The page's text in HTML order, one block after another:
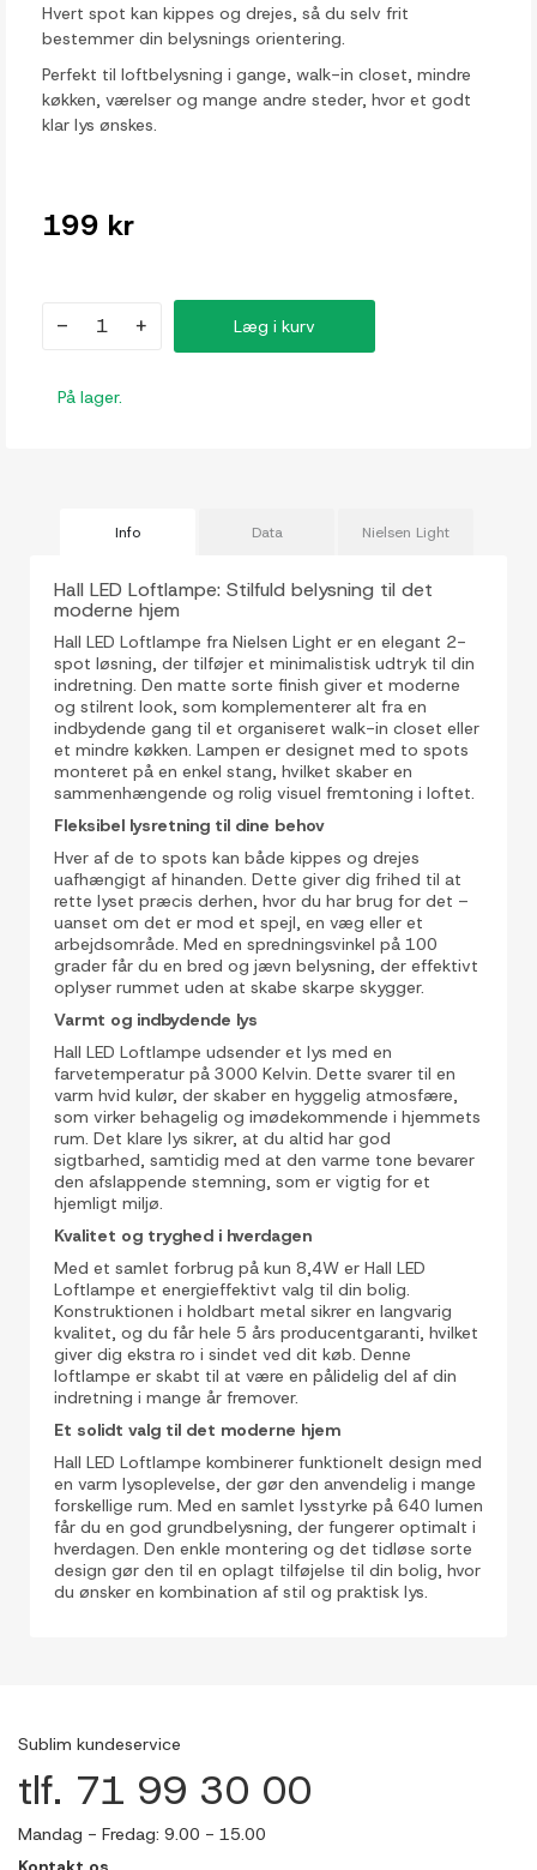
Hvert spot kan kippes og drejes, så du selv frit
bestemmer din belysnings orientering.
Perfekt til loftbelysning i gange, walk-in closet, mindre
køkken, værelser og mange andre steder, hvor et godt
klar lys ønskes.
199 kr
- + Læg i kurv
På lager.
Info Data Nielsen Light
Hall LED Loftlampe: Stilfuld belysning til det
moderne hjem
Hall LED Loftlampe fra Nielsen Light er en elegant 2-
spot løsning, der tilføjer et minimalistisk udtryk til din
indretning. Den matte sorte finish giver et moderne
og stilrent look, som komplementerer alt fra en
indbydende gang til et organiseret walk-in closet eller
et mindre køkken. Lampen er designet med to spots
monteret på en enkel stang, hvilket skaber en
sammenhængende og rolig visuel fremtoning i loftet.
Fleksibel lysretning til dine behov
Hver af de to spots kan både kippes og drejes
uafhængigt af hinanden. Dette giver dig frihed til at
rette lyset præcis derhen, hvor du har brug for det –
uanset om det er mod et spejl, en væg eller et
arbejdsområde. Med en spredningsvinkel på 100
grader får du en bred og jævn belysning, der effektivt
oplyser rummet uden at skabe skarpe skygger.
Varmt og indbydende lys
Hall LED Loftlampe udsender et lys med en
farvetemperatur på 3000 Kelvin. Dette svarer til en
varm hvid kulør, der skaber en hyggelig atmosfære,
som virker behagelig og imødekommende i hjemmets
rum. Det klare lys sikrer, at du altid har god
sigtbarhed, samtidig med at den varme tone bevarer
den afslappende stemning, som er vigtig for et
hjemligt miljø.
Kvalitet og tryghed i hverdagen
Med et samlet forbrug på kun 8,4W er Hall LED
Loftlampe et energieffektivt valg til din bolig.
Konstruktionen i holdbart metal sikrer en langvarig
kvalitet, og du får hele 5 års producentgaranti, hvilket
giver dig ekstra ro i sindet ved dit køb. Denne
loftlampe er skabt til at være en pålidelig del af din
indretning i mange år fremover.
Et solidt valg til det moderne hjem
Hall LED Loftlampe kombinerer funktionelt design med
en varm lysoplevelse, der gør den anvendelig i mange
forskellige rum. Med en samlet lysstyrke på 640 lumen
får du en god grundbelysning, der fungerer optimalt i
hverdagen. Den enkle montering og det tidløse sorte
design gør den til en oplagt tilføjelse til din bolig, hvor
du ønsker en kombination af stil og praktisk lys.
Sublim kundeservice
tlf. 71 99 30 00
Mandag - Fredag: 9.00 - 15.00